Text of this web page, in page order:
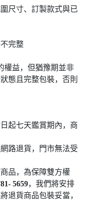
尺寸、訂製款式與已
完整
權益，但猶豫期並非
態且完整包裝，否則
起七天鑑賞期內，商
路退貨，門市無法受
品，為保障雙方權
5659，我們將安排
退貨商品包裝妥當，